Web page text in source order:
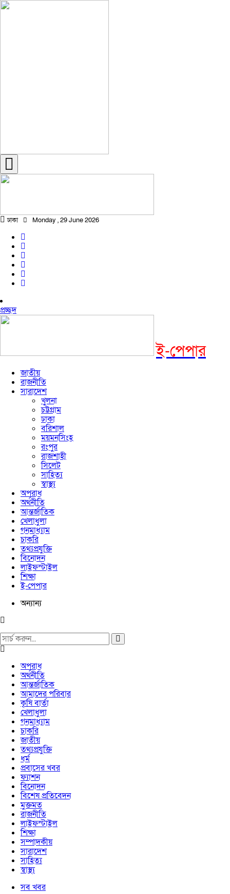
ঢাকা Monday , 29 June 2026
প্রচ্ছদ
ই-পেপার
জাতীয়
রাজনীতি
সারাদেশ
খুলনা
চট্টগ্রাম
ঢাকা
বরিশাল
ময়মনসিংহ
রংপুর
রাজশাহী
সিলেট
সাহিত্য
স্বাস্থ্য
অপরাধ
অর্থনীতি
আন্তর্জাতিক
খেলাধুলা
গনমাধ্যাম
চাকরি
তথ্যপ্রযুক্তি
বিনোদন
লাইফস্টাইল
শিক্ষা
ই-পেপার
অন্যান্য
অপরাধ
অর্থনীতি
আন্তর্জাতিক
আমাদের পরিবার
কৃষি বার্তা
খেলাধুলা
গনমাধ্যাম
চাকরি
জাতীয়
তথ্যপ্রযুক্তি
ধর্ম
প্রবাসের খবর
ফ্যাশন
বিনোদন
বিশেষ প্রতিবেদন
মুক্তমত
রাজনীতি
লাইফস্টাইল
শিক্ষা
সম্পাদকীয়
সারাদেশ
সাহিত্য
স্বাস্থ্য
সব খবর